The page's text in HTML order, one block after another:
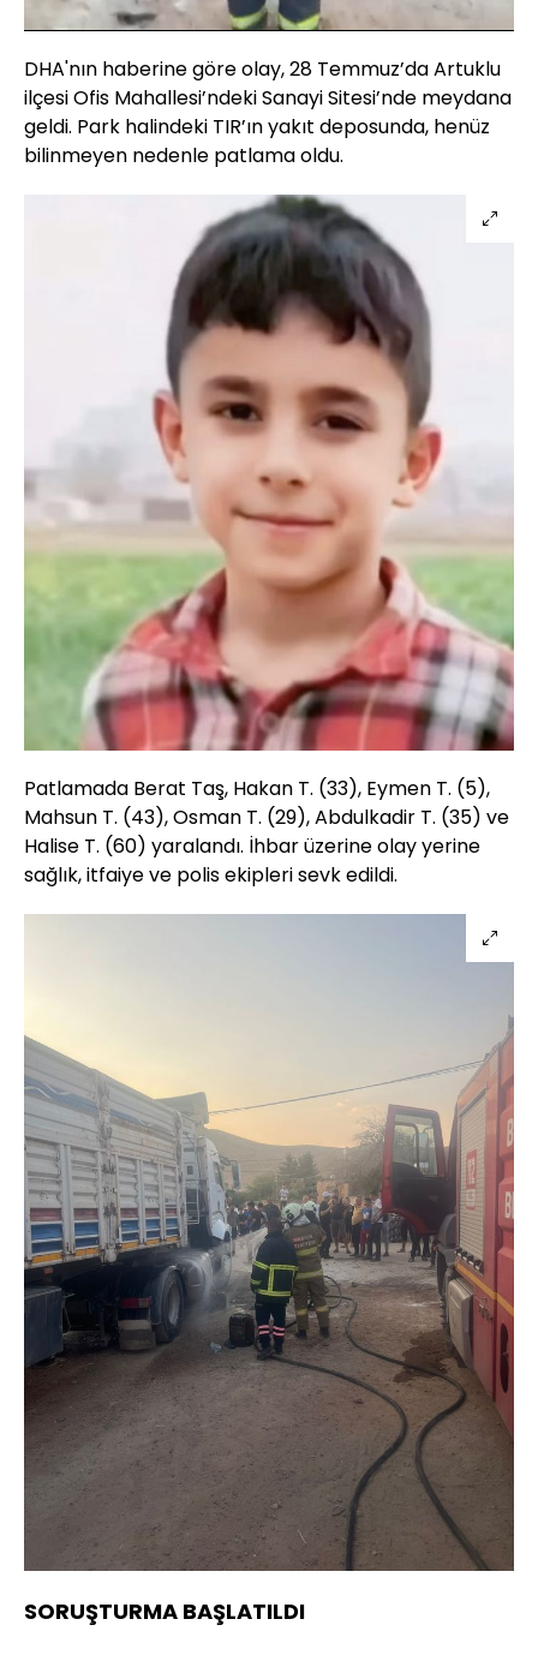
Sesi
Aç
Oynatma
Hızı
DHA'nın haberine göre olay, 28 Temmuz’da Artuklu
ilçesi Ofis Mahallesi’ndeki Sanayi Sitesi’nde meydana
geldi. Park halindeki TIR’ın yakıt deposunda, henüz
bilinmeyen nedenle patlama oldu.
Patlamada Berat Taş, Hakan T. (33), Eymen T. (5),
Mahsun T. (43), Osman T. (29), Abdulkadir T. (35) ve
Halise T. (60) yaralandı. İhbar üzerine olay yerine
sağlık, itfaiye ve polis ekipleri sevk edildi.
SORUŞTURMA BAŞLATILDI